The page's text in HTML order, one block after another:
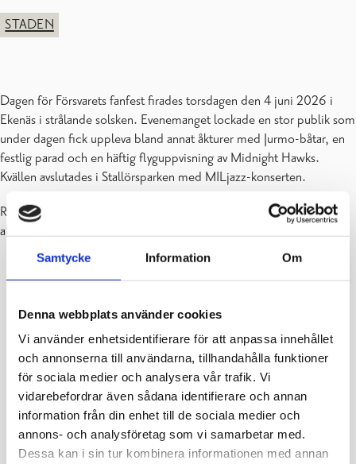
Samtycke Information Om
Denna webbplats använder cookies
Vi använder enhetsidentifierare för att anpassa innehållet
och annonserna till användarna, tillhandahålla funktioner
för sociala medier och analysera vår trafik. Vi
vidarebefordrar även sådana identifierare och annan
information från din enhet till de sociala medier och
annons- och analysföretag som vi samarbetar med.
Dessa kan i sin tur kombinera informationen med annan
STADEN
Dagen för Försvarets fanfest firades torsdagen den 4 juni 2026 i
Ekenäs i strålande solsken. Evenemanget lockade en stor publik som
under dagen fick uppleva bland annat åkturer med Jurmo-båtar, en
festlig parad och en häftig flyguppvisning av Midnight Hawks.
Kvällen avslutades i Stallörsparken med MILjazz-konserten.
Raseborgs stad vill tacka Försvarsmakten och Nylands brigad samt
alla andra myndigheter och aktörer som gjorde dagen minnesvärd!